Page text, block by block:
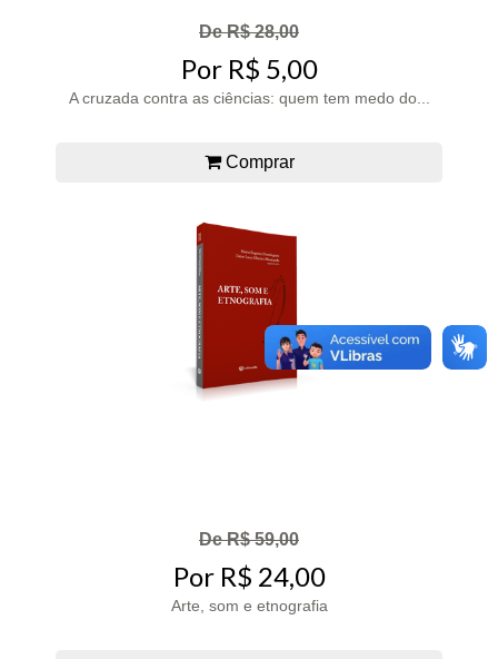
De R$ 28,00
Por R$ 5,00
A cruzada contra as ciências: quem tem medo do...
Comprar
De R$ 59,00
Por R$ 24,00
Arte, som e etnografia